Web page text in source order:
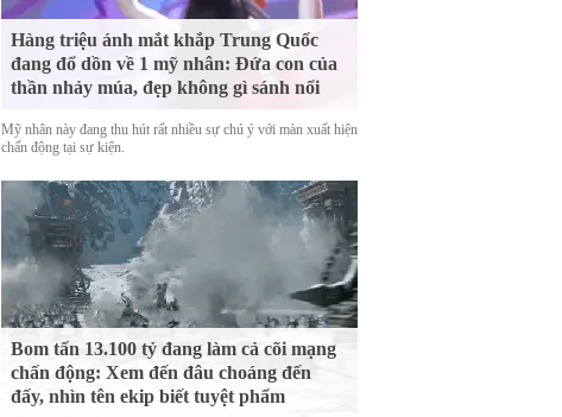
Hàng triệu ánh mắt khắp Trung Quốc
đang đổ dồn về 1 mỹ nhân: Đứa con của
thần nhảy múa, đẹp không gì sánh nổi
Mỹ nhân này đang thu hút rất nhiều sự chú ý với màn xuất hiện
chấn động tại sự kiện.
Bom tấn 13.100 tỷ đang làm cả cõi mạng
chấn động: Xem đến đâu choáng đến
đấy, nhìn tên ekip biết tuyệt phẩm